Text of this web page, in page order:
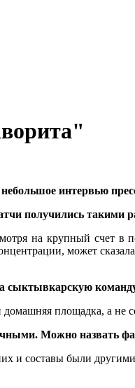
интервью
получились такими
на крупный счет в
может
площадка, а не
Можно назвать
составы были